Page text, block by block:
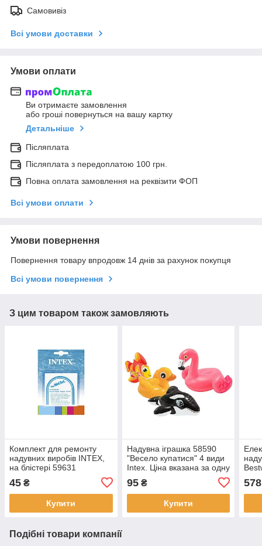
Самовивіз
Всі умови доставки
Умови оплати
Ви отримаєте замовлення
або гроші повернуться на вашу картку
Детальніше
Післяплата
Післяплата з передоплатою 100 грн.
Повна оплата замовлення на реквізити ФОП
Всі умови оплати
Умови повернення
Повернення товару впродовж 14 днів за рахунок покупця
Всі умови повернення
З цим товаром також замовляють
Комплект для ремонту
надувних виробів INTEX,
на блістері 59631
45 ₴
Купити
Надувна іграшка 58590
"Весело купатися" 4 види
Intex. Ціна вказана за одну
95₴
Купити
578
Подібні товари компанії